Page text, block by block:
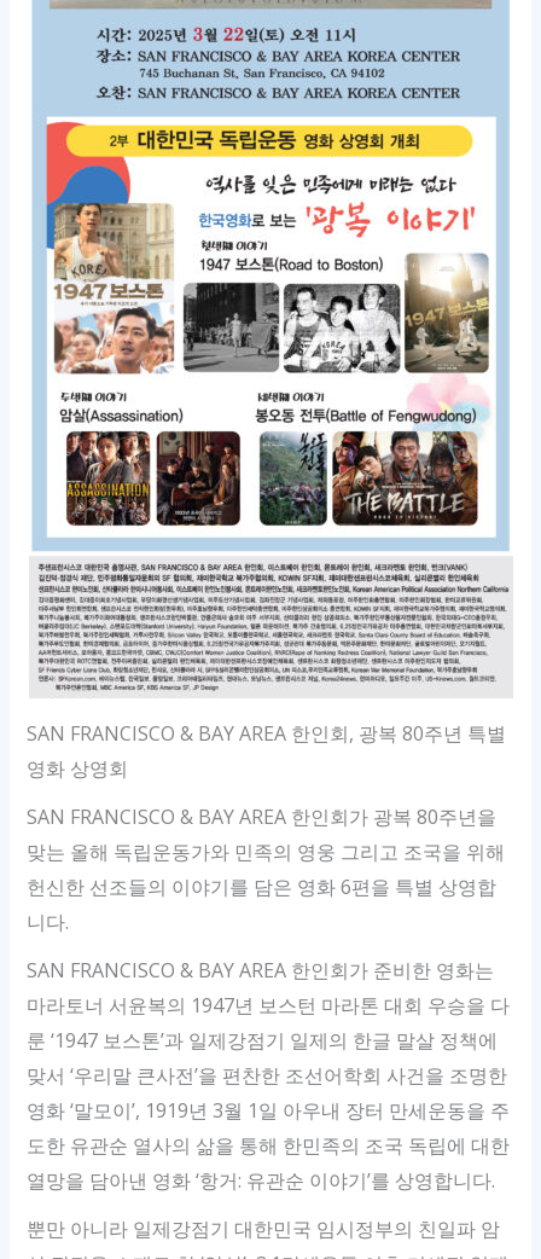
SAN FRANCISCO & BAY AREA 한인회, 광복 80주년 특별
영화 상영회
SAN FRANCISCO & BAY AREA 한인회가 광복 80주년을
맞는 올해 독립운동가와 민족의 영웅 그리고 조국을 위해
헌신한 선조들의 이야기를 담은 영화 6편을 특별 상영합
니다.
SAN FRANCISCO & BAY AREA 한인회가 준비한 영화는
마라토너 서윤복의 1947년 보스턴 마라톤 대회 우승을 다
룬 ‘1947 보스톤’과 일제강점기 일제의 한글 말살 정책에
맞서 ‘우리말 큰사전’을 편찬한 조선어학회 사건을 조명한
영화 ‘말모이’, 1919년 3월 1일 아우내 장터 만세운동을 주
도한 유관순 열사의 삶을 통해 한민족의 조국 독립에 대한
열망을 담아낸 영화 ‘항거: 유관순 이야기’를 상영합니다.
뿐만 아니라 일제강점기 대한민국 임시정부의 친일파 암